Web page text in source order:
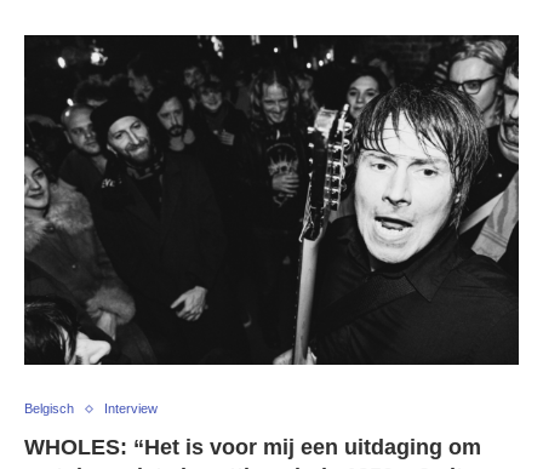
Belgisch Interview
WHOLES: “Het is voor mij een uitdaging om